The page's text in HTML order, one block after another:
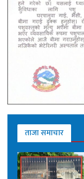
ताजा समाचार